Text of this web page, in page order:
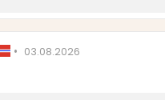
• Recensionsdatum:
03.08.2026